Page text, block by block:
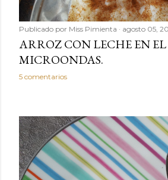
Publicado por Miss Pimienta agosto 05,
ARROZ CON LECHE EN EL
MICROONDAS.
5 comentarios